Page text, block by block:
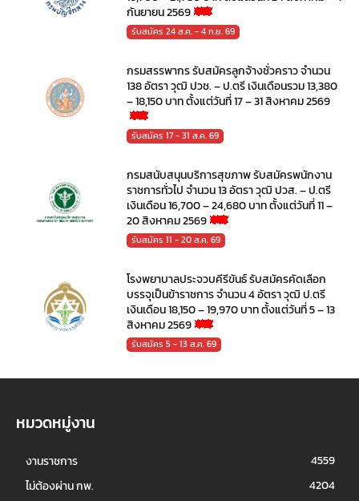
กันยายน 2569
รับสมัคร 24 ส.ค. - 4 ก.ย. 69
กรมสรรพากร รับสมัครลูกจ้างชั่วคราว จำนวน
138 อัตรา วุฒิ ปวช. – ป.ตรี เงินเดือนรวม 13,380
– 18,150 บาท ตั้งแต่วันที่ 17 – 31 สิงหาคม 2569
รับสมัคร 17 - 31 ส.ค. 69
กรมสนับสนุนบริการสุขภาพ รับสมัครพนักงาน
ราชการทั่วไป จำนวน 13 อัตรา วุฒิ ปวส. – ป.ตรี
เงินเดือน 16,700 – 24,680 บาท ตั้งแต่วันที่ 11 –
20 สิงหาคม 2569
รับสมัคร 11 - 20 ส.ค. 69
โรงพยาบาลประจวบคีรีขันธ์ รับสมัครคัดเลือก
บรรจุเป็นข้าราชการ จำนวน 4 อัตรา วุฒิ ป.ตรี
เงินเดือน 18,150 – 19,970 บาท ตั้งแต่วันที่ 5 – 13
สิงหาคม 2569
รับสมัคร 5 - 13 ส.ค. 69
หมวดหมู่งาน
งานราชการ
4559
ไม่ต้องผ่าน กพ.
4204